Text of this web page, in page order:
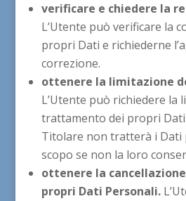
verificare e chiedere la
L’Utente può verificare la
propri Dati e richiederne
correzione.
ottenere la limitazione
L’Utente può richiedere la
trattamento dei propri
Titolare non tratterà i Dati
scopo se non la loro
ottenere la
propri Dati Personali.